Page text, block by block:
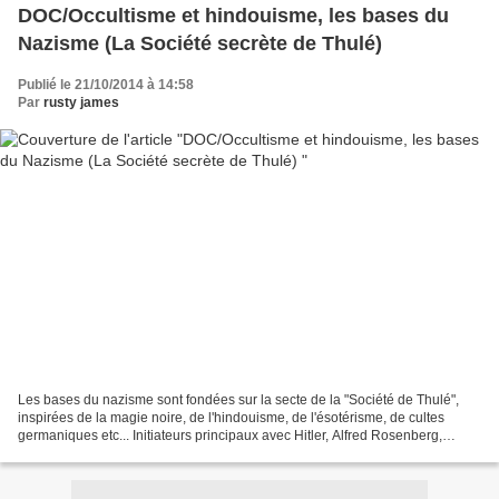
DOC/Occultisme et hindouisme, les bases du
Nazisme (La Société secrète de Thulé)
Publié le 21/10/2014 à 14:58
Par rusty james
Les bases du nazisme sont fondées sur la secte de la "Société de Thulé",
inspirées de la magie noire, de l'hindouisme, de l'ésotérisme, de cultes
germaniques etc... Initiateurs principaux avec Hitler, Alfred Rosenberg,